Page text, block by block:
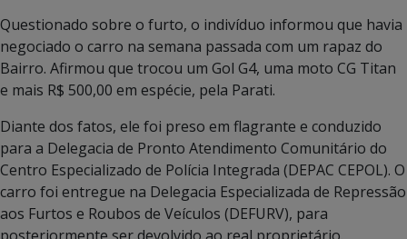
Questionado sobre o furto, o indivíduo informou que havia
negociado o carro na semana passada com um rapaz do
Bairro. Afirmou que trocou um Gol G4, uma moto CG Titan
e mais R$ 500,00 em espécie, pela Parati.
Diante dos fatos, ele foi preso em flagrante e conduzido
para a Delegacia de Pronto Atendimento Comunitário do
Centro Especializado de Polícia Integrada (DEPAC CEPOL). O
carro foi entregue na Delegacia Especializada de Repressão
aos Furtos e Roubos de Veículos (DEFURV), para